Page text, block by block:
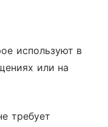
используют в
или на
требует